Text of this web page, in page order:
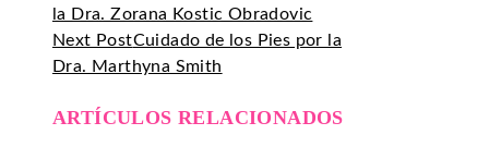
la Dra. Zorana Kostic Obradovic
Next PostCuidado de los Pies por la
Dra. Marthyna Smith
ARTÍCULOS RELACIONADOS